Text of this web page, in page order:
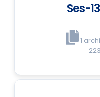
Ses-
1